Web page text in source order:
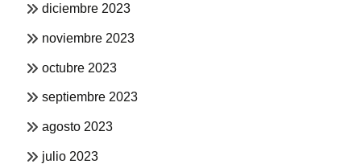
diciembre 2023
noviembre 2023
octubre 2023
septiembre 2023
agosto 2023
julio 2023